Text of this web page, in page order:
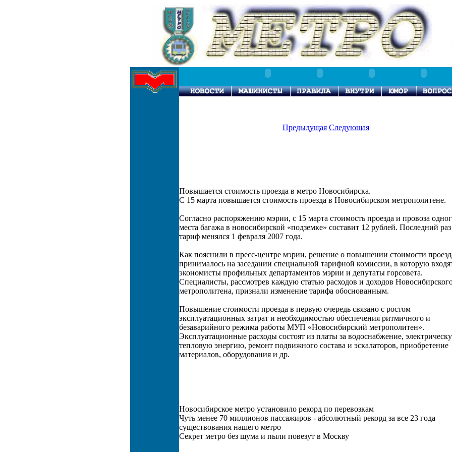
Предыдущая Следующая
Повышается стоимость проезда в метро Новосибирска.
С 15 марта повышается стоимость проезда в Новосибирском метрополитене.
Согласно распоряжению мэрии, с 15 марта стоимость проезда и провоза
места багажа в новосибирской «подземке» составит 12 рублей. Последний раз
тариф менялся 1 февраля 2007 года.
Как пояснили в пресс-центре мэрии, решение о повышении стоимости
принималось на заседании специальной тарифной комиссии, в которую
экономисты профильных департаментов мэрии и депутаты горсовета.
Специалисты, рассмотрев каждую статью расходов и доходов
метрополитена, признали изменение тарифа обоснованным.
Повышение стоимости проезда в первую очередь связано с ростом
эксплуатационных затрат и необходимостью обеспечения ритмичного и
безаварийного режима работы МУП «Новосибирский метрополитен».
Эксплуатационные расходы состоят из платы за водоснабжение,
тепловую энергию, ремонт подвижного состава и эскалаторов, приобретение
материалов, оборудования и др.
Новосибирское метро установило рекорд по перевозкам
Чуть менее 70 миллионов пассажиров - абсолютный рекорд за все 23 года
существования нашего метро
Секрет метро без шума и пыли повезут в Москву